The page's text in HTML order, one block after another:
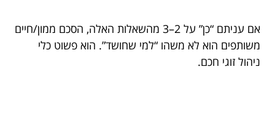
אם עניתם “כן” על 2–3 מהשאלות האלה, הסכם ממון/חיים
משותפים הוא לא משהו “למי שחושד”. הוא פשוט כלי
ניהול זוגי חכם.